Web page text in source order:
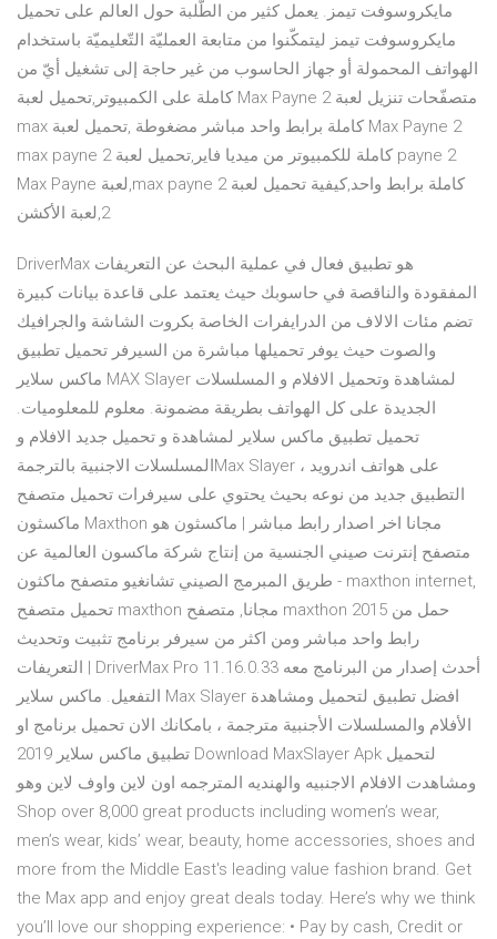
مايكروسوفت تيمز. يعمل كثير من الطّلبة حول العالم على تحميل
مايكروسوفت تيمز ليتمكّنوا من متابعة العمليّة التّعليميّة باستخدام
الهواتف المحمولة أو جهاز الحاسوب من غير حاجة إلى تشغيل أيّ من
متصفّحات تنزيل لعبة 2 Max Payne كاملة على الكمبيوتر,تحميل لعبة
Max Payne 2 كاملة برابط واحد مباشر مضغوطة ,تحميل لعبة max
payne 2 كاملة للكمبيوتر من ميديا فاير,تحميل لعبة max payne 2
كاملة برابط واحد,كيفية تحميل لعبة max payne 2,لعبة Max Payne
2,لعبة الأكشن
DriverMax هو تطبيق فعال في عملية البحث عن التعريفات
المفقودة والناقصة في حاسوبك حيث يعتمد على قاعدة بيانات كبيرة
تضم مئات الالاف من الدرايفرات الخاصة بكروت الشاشة والجرافيك
والصوت حيث يوفر تحميلها مباشرة من السيرفر تحميل تطبيق
ماكس سلاير MAX Slayer لمشاهدة وتحميل الافلام و المسلسلات
الجديدة على كل الهواتف بطريقة مضمونة. معلوم للمعلوميات.
تحميل تطبيق ماكس سلاير لمشاهدة و تحميل جديد الافلام و
المسلسلات الاجنبية بالترجمةMax Slayer على هواتف اندرويد ،
التطبيق جديد من نوعه بحيث يحتوي على سيرفرات تحميل متصفح
ماكسثون Maxthon مجانا اخر اصدار رابط مباشر | ماكسثون هو
متصفح إنترنت صيني الجنسية من إنتاج شركة ماكسون العالمية عن
طريق المبرمج الصيني تشانغيو متصفح ماكثون - maxthon internet,
تحميل متصفح maxthon مجانا, متصفح maxthon 2015 حمل من
رابط واحد مباشر ومن اكثر من سيرفر برنامج تثبيت وتحديث
التعريفات | DriverMax Pro 11.16.0.33 أحدث إصدار من البرنامج معه
التفعيل. ماكس سلاير Max Slayer افضل تطبيق لتحميل ومشاهدة
الأفلام والمسلسلات الأجنبية مترجمة ، بامكانك الان تحميل برنامج او
تطبيق ماكس سلاير 2019 Download MaxSlayer Apk لتحميل
ومشاهدت الافلام الاجنبيه والهنديه المترجمه اون لاين واوف لاين وهو
Shop over 8,000 great products including women’s wear,
men’s wear, kids’ wear, beauty, home accessories, shoes and
more from the Middle East's leading value fashion brand. Get
the Max app and enjoy great deals today. Here’s why we think
you’ll love our shopping experience: • Pay by cash, Credit or